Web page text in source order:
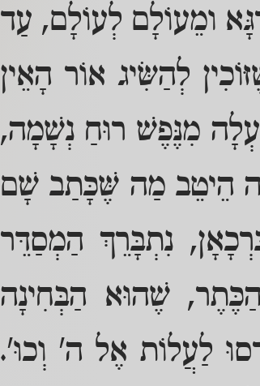
ומֵעוֹלָם לְעוֹלָם, עַד
לְהַשִּׂיג אוֹר הָאֵין
מִנֶּפֶשׁ רוּחַ נְשָׁמָה,
הֵיטֵב מַה שֶּׁכָּתַב שָׁם
נִתְבָּרֵךְ הַמְסַדֵּר
שֶׁהוּא הַבְּחִינָה
לַעֲלוֹת אֶל ה' וְכוּ'.